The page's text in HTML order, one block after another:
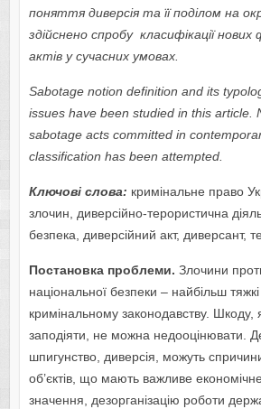
поняття диверсія та її поділом на
здійснено спробу класифікації
актів у сучасних умовах.
Sabotage notion definition and its
issues have been studied in this article.
sabotage acts committed in
classification has been attempted.
Ключові слова: кримінальне право
злочин, диверсійно-терористична
безпека, диверсійний акт, диверсант,
Постановка проблеми. Злочини
національної безпеки – найбільш
кримінальному законодавству. Шкоду,
заподіяти, не можна недооцінювати.
шпигунство, диверсія, можуть
об’єктів, що мають важливе економічне
значення, дезорганізацію роботи